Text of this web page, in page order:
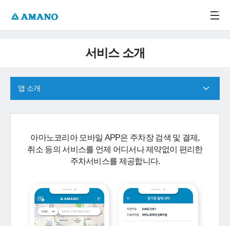
서비스 소개
앱 소개
아마노코리아 모바일 APP은 주차장 검색 및 결제,
취소 등의 서비스를 언제 어디서나 제약없이 편리한
주차서비스를 제공합니다.